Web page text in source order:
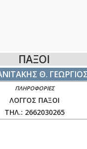
ΠΑΞΟΙ
Θ.
ΛΟΓΓΟΣ ΠΑΞΟΙ
ΤΗΛ.: 2662030265